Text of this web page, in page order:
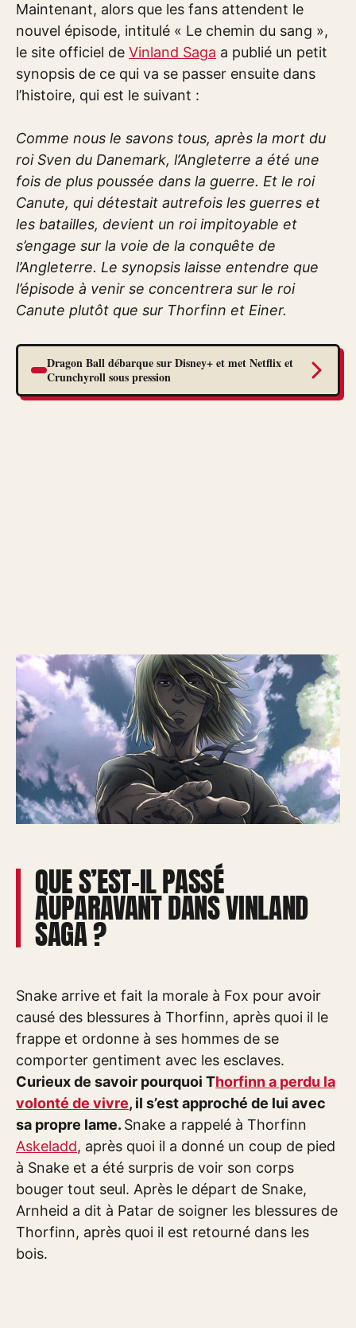
Maintenant, alors que les fans attendent le
nouvel épisode, intitulé « Le chemin du sang »,
le site officiel de Vinland Saga a publié un petit
synopsis de ce qui va se passer ensuite dans
l’histoire, qui est le suivant :
Comme nous le savons tous, après la mort du
roi Sven du Danemark, l’Angleterre a été une
fois de plus poussée dans la guerre. Et le roi
Canute, qui détestait autrefois les guerres et
les batailles, devient un roi impitoyable et
s’engage sur la voie de la conquête de
l’Angleterre. Le synopsis laisse entendre que
l’épisode à venir se concentrera sur le roi
Canute plutôt que sur Thorfinn et Einer.
Dragon Ball débarque sur Disney+ et met Netflix et
Crunchyroll sous pression
QUE S’EST-IL PASSÉ
AUPARAVANT DANS VINLAND
SAGA ?
Snake arrive et fait la morale à Fox pour avoir
causé des blessures à Thorfinn, après quoi il le
frappe et ordonne à ses hommes de se
comporter gentiment avec les esclaves.
Curieux de savoir pourquoi Thorfinn a perdu la
volonté de vivre, il s’est approché de lui avec
sa propre lame. Snake a rappelé à Thorfinn
Askeladd, après quoi il a donné un coup de pied
à Snake et a été surpris de voir son corps
bouger tout seul. Après le départ de Snake,
Arnheid a dit à Patar de soigner les blessures de
Thorfinn, après quoi il est retourné dans les
bois.